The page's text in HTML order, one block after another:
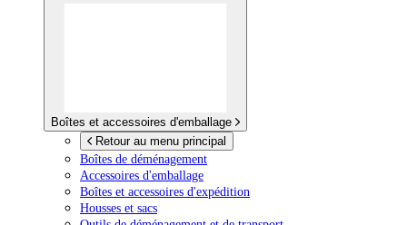
Boîtes et accessoires d'emballage
Retour au menu principal
Boîtes de déménagement
Accessoires d'emballage
Boîtes et accessoires d'expédition
Housses et sacs